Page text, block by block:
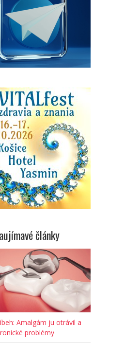
články
Amalgám ju otrávil a
problémy